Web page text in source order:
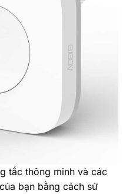
tắc thông minh và các
bạn bằng cách sử